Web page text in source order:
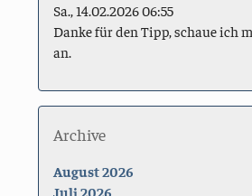
Sa., 14.02.2026 06:55
Danke für den Tipp, schaue ich
an.
Archive
August 2026
Juli 2026